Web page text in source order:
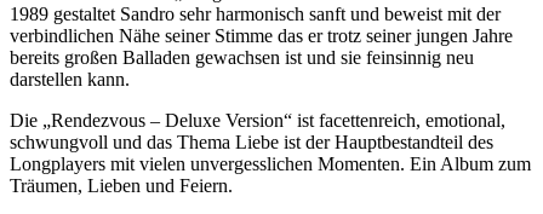
1989 gestaltet Sandro sehr harmonisch sanft und beweist mit der
verbindlichen Nähe seiner Stimme das er trotz seiner jungen Jahre
bereits großen Balladen gewachsen ist und sie feinsinnig neu
darstellen kann.
Die „Rendezvous – Deluxe Version“ ist facettenreich, emotional,
schwungvoll und das Thema Liebe ist der Hauptbestandteil des
Longplayers mit vielen unvergesslichen Momenten. Ein Album zum
Träumen, Lieben und Feiern.